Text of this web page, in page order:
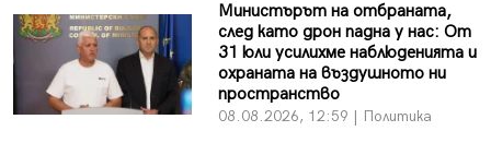
Министърът на отбраната,
след като дрон падна у нас: От
31 юли усилихме наблюденията и
охраната на въздушното ни
пространство
08.08.2026, 12:59 | Политика